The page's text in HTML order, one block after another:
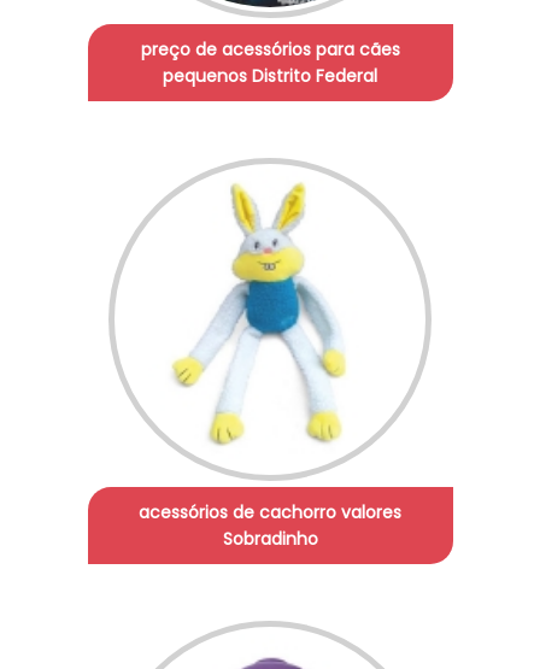
preço de acessórios para cães
pequenos Distrito Federal
acessórios de cachorro valores
Sobradinho